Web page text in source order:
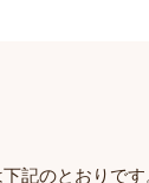
記のとおりです